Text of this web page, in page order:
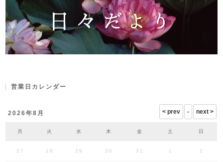
営業日カレンダー
2026年8月
月 火 水 木 金 土 日
27 28 29 30 31 1 2